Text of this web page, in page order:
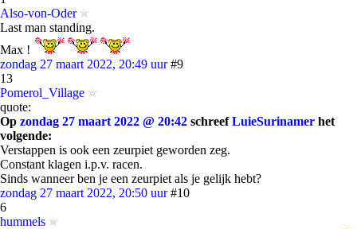
Also-von-Oder
Last man standing.
Max !
zondag 27 maart 2022, 20:49 uur #9
13
Pomerol_Village
quote:
Op zondag 27 maart 2022 @ 20:42 schreefLuieSurinamer het
volgende:
Verstappen is ook een zeurpiet geworden zeg.
Constant klagen i.p.v. racen.
Sinds wanneer ben je een zeurpiet als je gelijk hebt?
zondag 27 maart 2022, 20:50 uur #10
6
hummels